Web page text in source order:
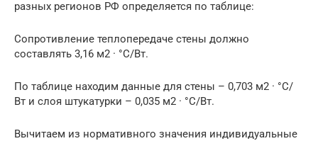
разных регионов РФ определяется по таблице:
Сопротивление теплопередаче стены должно
составлять 3,16 м2 · °C/Вт.
По таблице находим данные для стены – 0,703 м2 · °C/
Вт и слоя штукатурки – 0,035 м2 · °C/Вт.
Вычитаем из нормативного значения индивидуальные